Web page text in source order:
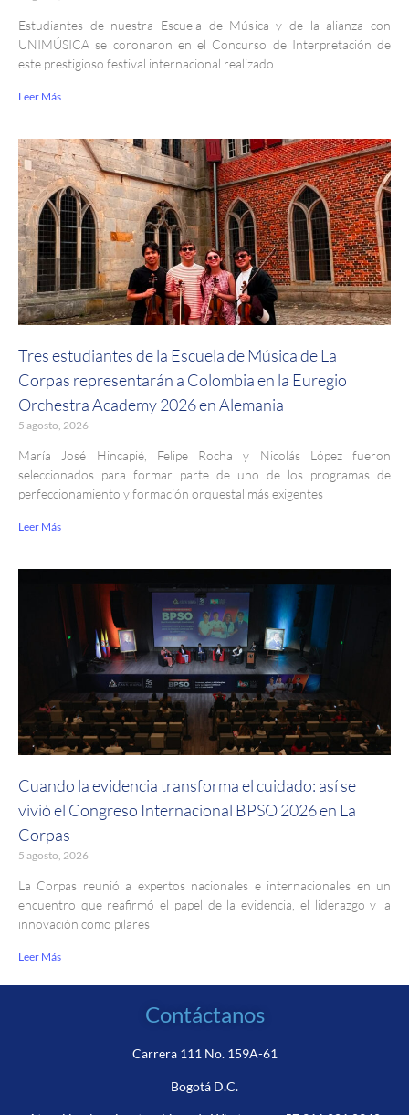
Estudiantes de nuestra Escuela de Música y de la alianza con
UNIMÚSICA se coronaron en el Concurso de Interpretación de
este prestigioso festival internacional realizado
Leer Más
Tres estudiantes de la Escuela de Música de La
Corpas representarán a Colombia en la Euregio
Orchestra Academy 2026 en Alemania
5 agosto, 2026
María José Hincapié, Felipe Rocha y Nicolás López fueron
seleccionados para formar parte de uno de los programas de
perfeccionamiento y formación orquestal más exigentes
Leer Más
Cuando la evidencia transforma el cuidado: así se
vivió el Congreso Internacional BPSO 2026 en La
Corpas
5 agosto, 2026
La Corpas reunió a expertos nacionales e internacionales en un
encuentro que reafirmó el papel de la evidencia, el liderazgo y la
innovación como pilares
Leer Más
Contáctanos
Carrera 111 No. 159A-61
Bogotá D.C.